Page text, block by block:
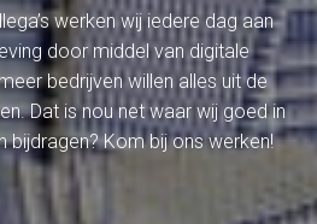
werken wij iedere dag aan
door middel van digitale
bedrijven willen alles uit de
Dat is nou net waar wij goed in
bijdragen? Kom bij ons werken!